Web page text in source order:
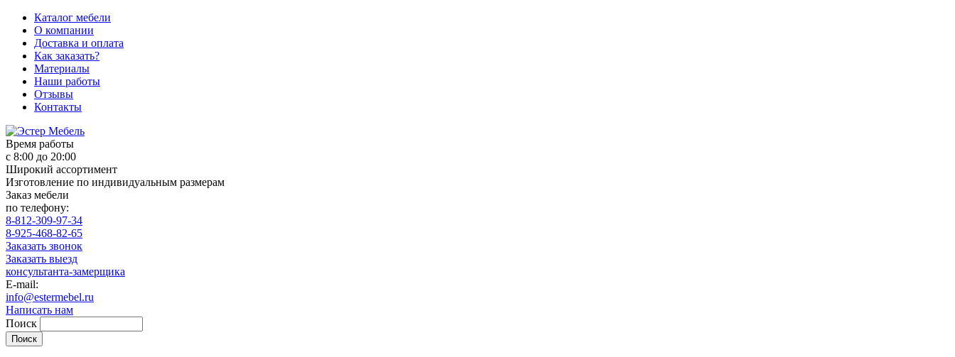
Каталог мебели
О компании
Доставка и оплата
Как заказать?
Материалы
Наши работы
Отзывы
Контакты
Время работы
с 8:00 до 20:00
Широкий ассортимент
Изготовление по индивидуальным размерам
Заказ мебели
по телефону:
8-812-309-97-34
8-925-468-82-65
Заказать звонок
Заказать выезд
консультанта-замерщика
E-mail:
info@estermebel.ru
Написать нам
Поиск